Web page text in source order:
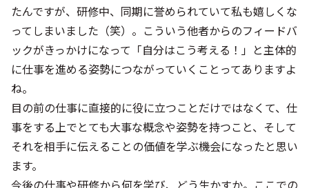
たんですが、研修中、同期に誉められていて私も嬉しくな
ってしまいました（笑）。こういう他者からのフィードバ
ックがきっかけになって「自分はこう考える！」と主体的
に仕事を進める姿勢につながっていくことってありますよ
ね。
目の前の仕事に直接的に役に立つことだけではなくて、仕
事をする上でとても大事な概念や姿勢を持つこと、そして
それを相手に伝えることの価値を学ぶ機会になったと思い
ます。
今後の仕事や研修から何を学び、どう生かすか。ここでの